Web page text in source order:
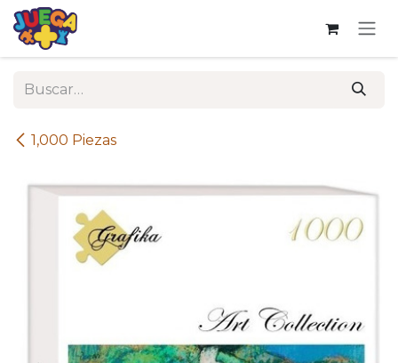
Ir al contenido
1,000 Piezas